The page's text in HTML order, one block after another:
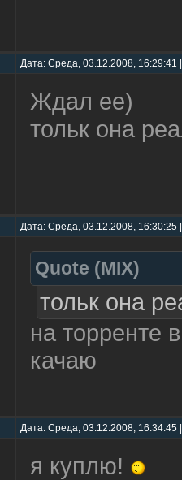
Дата: Среда, 03.12.2008,
Ждал ее)
тольк она
Дата: Среда, 03.12.2008,
Quote (MIX)
тольк она
на торренте
качаю
Дата: Среда, 03.12.2008,
я куплю!